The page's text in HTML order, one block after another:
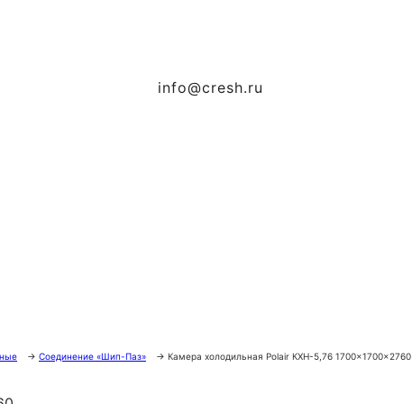
info@cresh.ru
→ Соединение «Шип-Паз» → Камера холодильная Polair КХН-5,76 1700×1700×2760